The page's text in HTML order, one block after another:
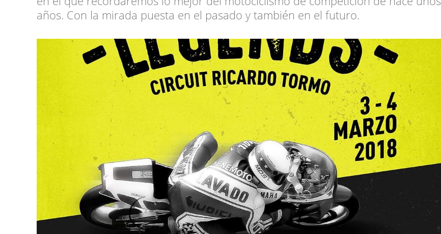
años. Con la mirada puesta en el pasado y también en el futuro.